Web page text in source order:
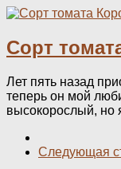
Сорт
Лет пять назад
теперь он мой
высокорослый, но
Следующая